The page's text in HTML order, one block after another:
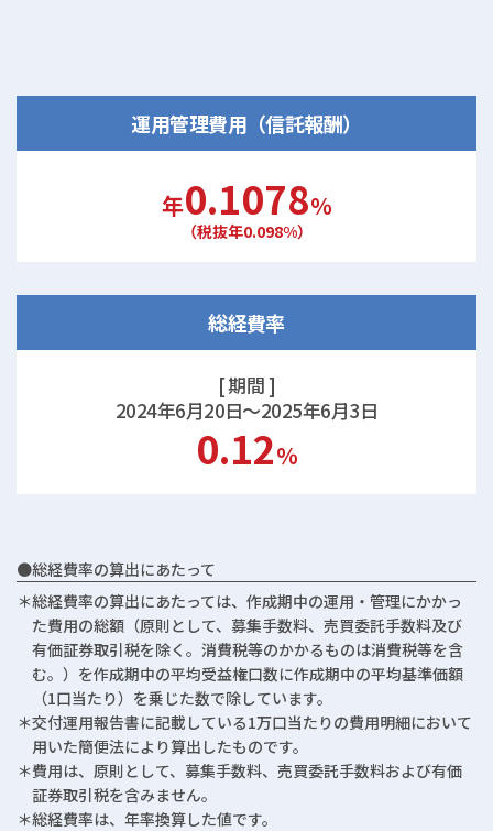
運用管理費用（信託報酬）
年0.1078％
（税抜年0.098%）
総経費率
[ 期間 ]
2024年6月20日～2025年6月3日
0.12％
●総経費率の算出にあたって
＊総経費率の算出にあたっては、作成期中の運用・管理にかかっ
た費用の総額（原則として、募集手数料、売買委託手数料及び
有価証券取引税を除く。消費税等のかかるものは消費税等を含
む。）を作成期中の平均受益権口数に作成期中の平均基準価額
（1口当たり）を乗じた数で除しています。
＊交付運用報告書に記載している1万口当たりの費用明細において
用いた簡便法により算出したものです。
＊費用は、原則として、募集手数料、売買委託手数料および有価
証券取引税を含みません。
＊総経費率は、年率換算した値です。